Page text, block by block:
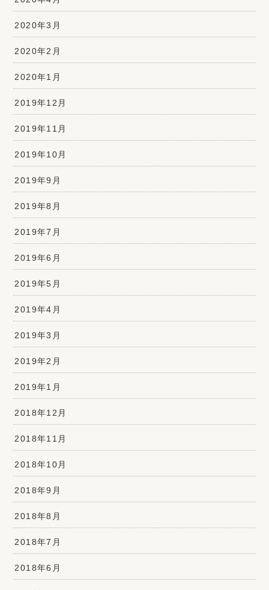
2020年3月
2020年2月
2020年1月
2019年12月
2019年11月
2019年10月
2019年9月
2019年8月
2019年7月
2019年6月
2019年5月
2019年4月
2019年3月
2019年2月
2019年1月
2018年12月
2018年11月
2018年10月
2018年9月
2018年8月
2018年7月
2018年6月